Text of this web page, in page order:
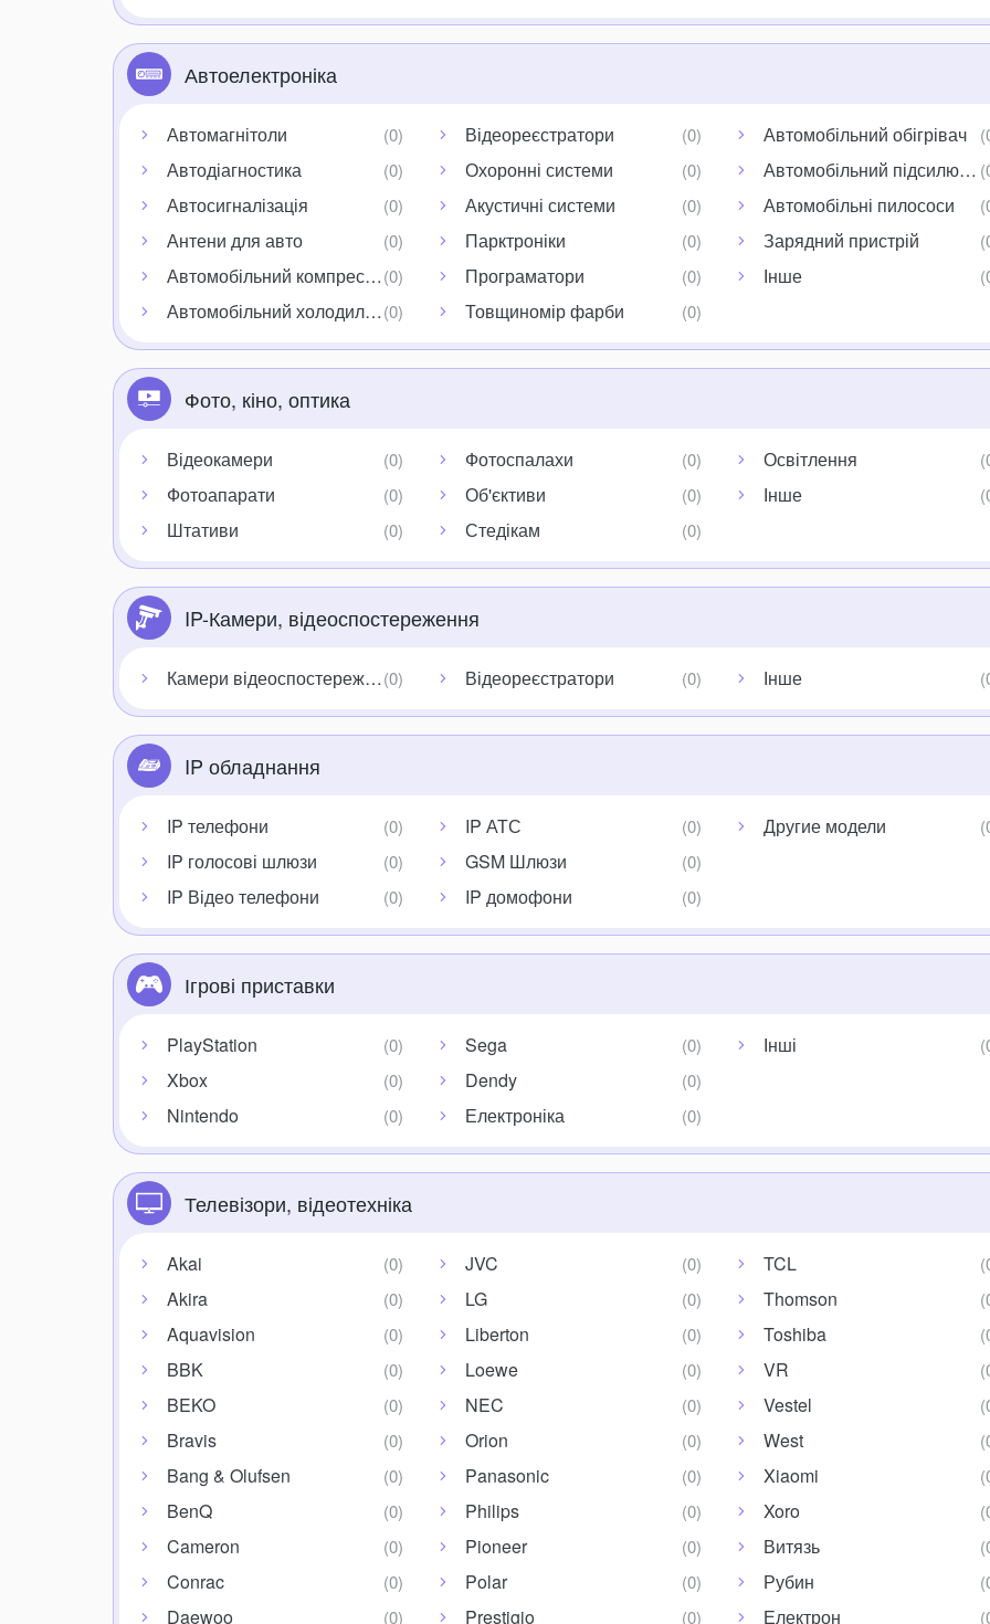
Автоелектроніка
Автомагнітоли
Автодіагностика
Автосигналізація
Антени для авто
Автомобільний компресор
Автомобільний холодильник
Відеореєстратори
Охоронні системи
Акустичні системи
Парктроніки
Програматори
Товщиномір фарби
Автомобільний обігрівач
Автомобільний підсилювач
Автомобільні пилососи
Зарядний пристрій
Інше
Фото, кіно, оптика
Відеокамери
Фотоапарати
Штативи
Фотоспалахи
Об'єктиви
Стедікам
Освітлення
Інше
IP-Камери, відеоспостереження
Камери відеоспостереження Відеореєстратори Інше
IP обладнання
IP телефони
IP голосові шлюзи
IP Відео телефони
IP АТС
GSM Шлюзи
IP домофони
Другие модели
Ігрові приставки
PlayStation
Xbox
Nintendo
Sega
Dendy
Електроніка
Інші
Телевізори, відеотехніка
Akai
Akira
Aquavision
BBK
BEKO
Bravis
Bang & Olufsen
BenQ
Cameron
Conrac
Daewoo
JVC
LG
Liberton
Loewe
NEC
Orion
Panasonic
Philips
Pioneer
Polar
Prestigio
TCL
Thomson
Toshiba
VR
Vestel
West
Xiaomi
Xoro
Витязь
Рубин
Електрон